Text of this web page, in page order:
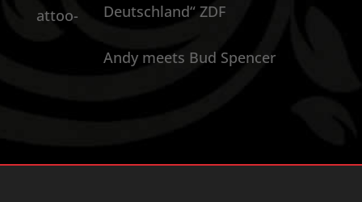
Deutschland“ ZDF
Andy meets Bud Spencer